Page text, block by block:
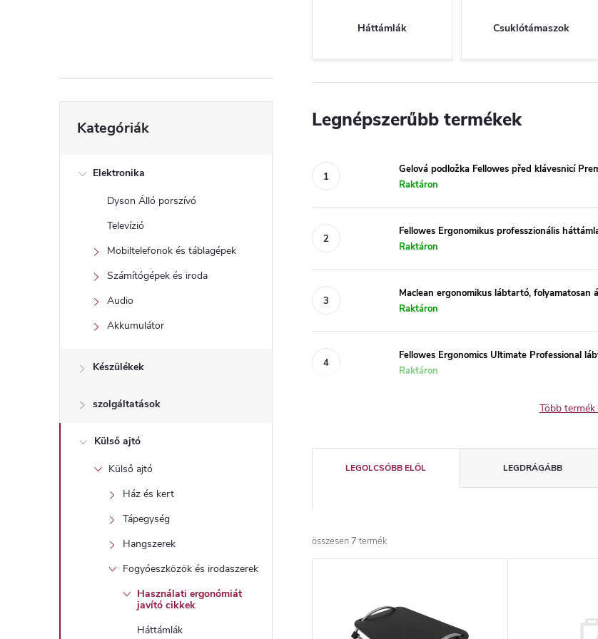
l
sátugrása
Kategóriák
Elektronika
Dyson Álló porszívó
Televízió
Mobiltelefonok és táblagépek
Számítógépek és iroda
Audio
Akkumulátor
Készülékek
szolgáltatások
Külső ajtó
Külső ajtó
Ház és kert
Tápegység
Hangszerek
Fogyóeszközök és irodaszerek
Használati ergonómiát
javító cikkek
Háttámlák
Háttámlák Csuklótámaszok
Legnépszerűbb termékek
Gelová podložka Fellowes před klávesnicí
Raktáron
Fellowes Ergonomikus professzionális
Raktáron
Maclean ergonomikus lábtartó,
Raktáron
Fellowes Ergonomics Ultimate Professional
Raktáron
Több termék
e
r
m
LEGOLCSÓBB ELÖL LEGDRÁGÁBB
összesen 7 termék